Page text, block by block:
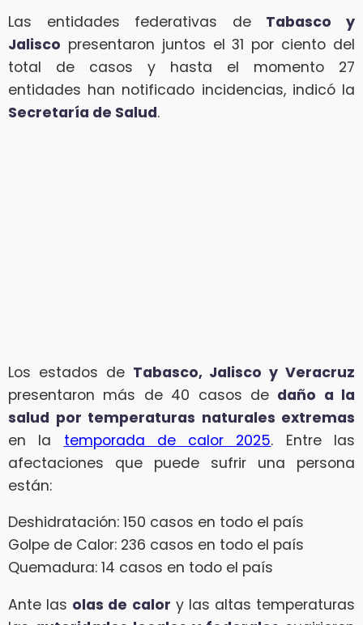
Las entidades federativas de Tabasco y
Jalisco presentaron juntos el 31 por ciento del
total de casos y hasta el momento 27
entidades han notificado incidencias, indicó la
Secretaría de Salud.
Los estados de Tabasco, Jalisco y Veracruz
presentaron más de 40 casos de daño a la
salud por temperaturas naturales extremas
en la temporada de calor 2025. Entre las
afectaciones que puede sufrir una persona
están:
Deshidratación: 150 casos en todo el país
Golpe de Calor: 236 casos en todo el país
Quemadura: 14 casos en todo el país
Ante las olas de calor y las altas temperaturas